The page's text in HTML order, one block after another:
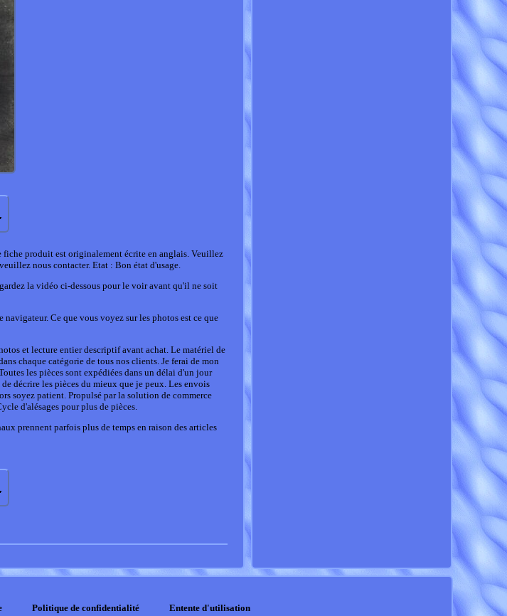
produit est originalement écrite en anglais. Veuillez
nous contacter. Etat : Bon état d'usage.
la vidéo ci-dessous pour le voir avant qu'il ne soit
Ce que vous voyez sur les photos est ce que
et lecture entier descriptif avant achat. Le matériel de
chaque catégorie de tous nos clients. Je ferai de mon
les pièces sont expédiées dans un délai d'un jour
décrire les pièces du mieux que je peux. Les envois
soyez patient. Propulsé par la solution de commerce
d'alésages pour plus de pièces.
prennent parfois plus de temps en raison des articles
Politique de confidentialité Entente d'utilisation